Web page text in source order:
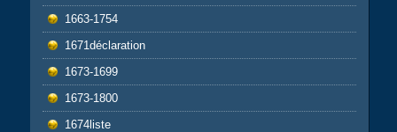
1663-1754
1671déclaration
1673-1699
1673-1800
1674liste